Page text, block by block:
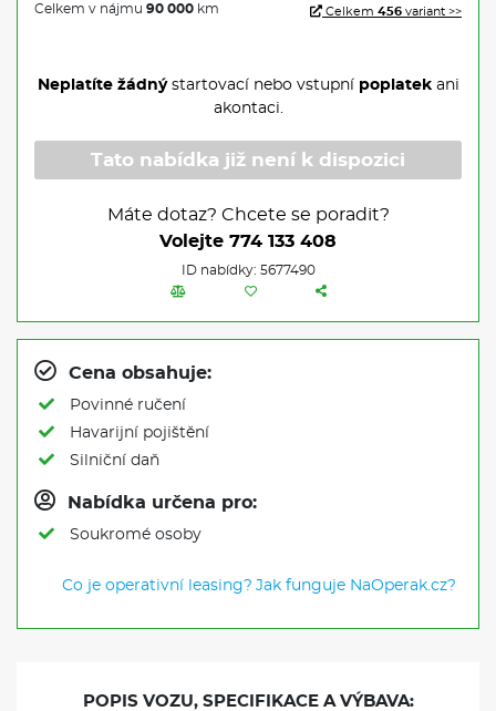
Celkem v nájmu 90 000 km Celkem 456 variant >>
Neplatíte žádnýstartovací nebo vstupní poplatekani
akontaci.
Tato nabídka již není k dispozici
Máte dotaz? Chcete se poradit?
Volejte 774 133 408
ID nabídky: 5677490
Cena obsahuje:
Povinné ručení
Havarijní pojištění
Silniční daň
Nabídka určena pro:
Soukromé osoby
Co je operativní leasing? Jak funguje NaOperak.cz?
POPIS VOZU, SPECIFIKACE A VÝBAVA: